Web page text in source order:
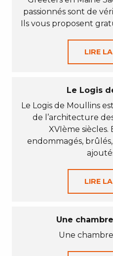
passionnés sont de
Ils vous proposent
LIRE
Le Logis
Le Logis de Moullins
de l’architecture
XVIème siècles.
endommagés,
LIRE
Une
Une